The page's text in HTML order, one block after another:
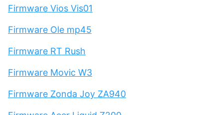
Firmware Vios Vis01
Firmware Ole mp45
Firmware RT Rush
Firmware Movic W3
Firmware Zonda Joy ZA940